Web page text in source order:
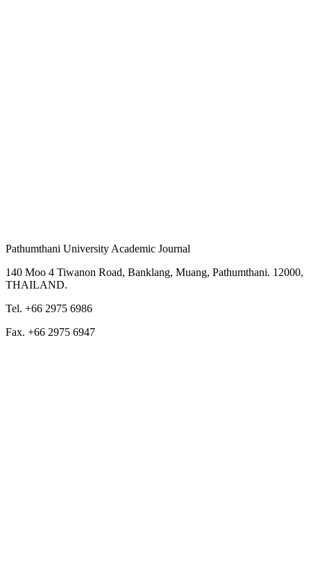
Pathumthani University Academic Journal
140 Moo 4 Tiwanon Road, Banklang, Muang, Pathumthani. 12000,
THAILAND.
Tel. +66 2975 6986
Fax. +66 2975 6947